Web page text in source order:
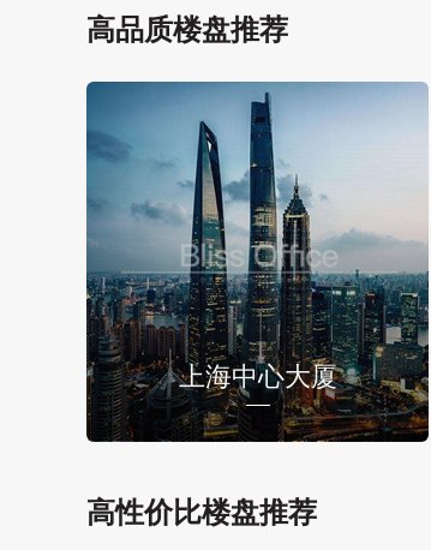
高品质楼盘推荐
上海中心大厦
高性价比楼盘推荐